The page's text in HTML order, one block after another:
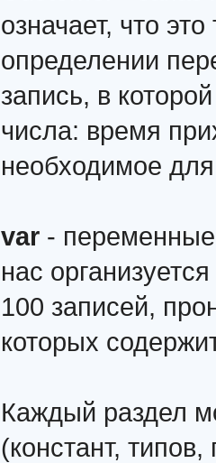
означает, что
определении
запись, в
числа: время
необходимое
var-
нас
100 записей,
которых
Каждый раздел
(констант,